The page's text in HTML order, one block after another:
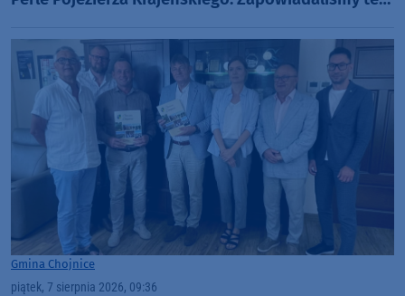
Gmina Chojnice
piątek, 7 sierpnia 2026, 09:36